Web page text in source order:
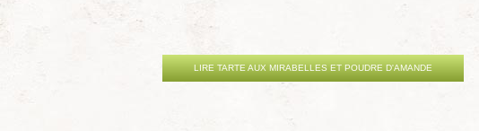
LIRE TARTE AUX MIRABELLES ET POUDRE D'AMANDE